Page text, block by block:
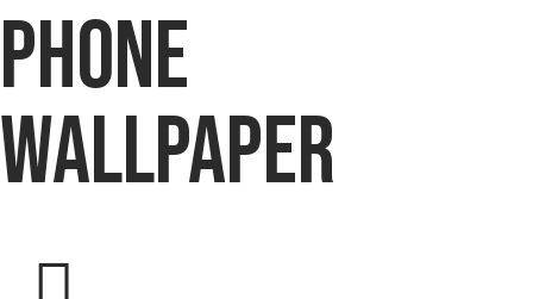
phone
wallpaper